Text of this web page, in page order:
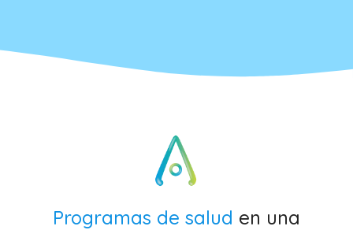
Programas de salud en una